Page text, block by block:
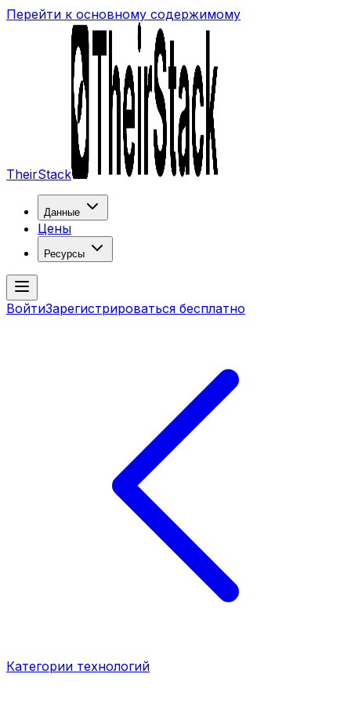
Перейти к основному содержимому
TheirStack
Данные
Цены
Ресурсы
ВойтиЗарегистрироваться бесплатно
Категории технологий